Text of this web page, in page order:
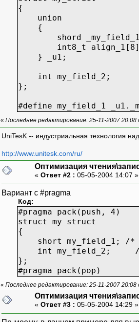
{
union
{
shord
int8_t
} _u1;
int
};
#define my_field_1
« Последнее редактирование: 25-11-2007 20:08
UniTesK -- индустриальная технология
http://www.unitesk.com/ru/
Оптимизация
« Ответ #2 : 05-05-2004 14:07
Вариант с #pragma
Код:
#pragma pack(push, 4)
struct my_struct
{
short my_field_1; /*
int my_field_2; /*
};
#pragma pack(pop)
« Последнее редактирование: 25-11-2007 20:08
Оптимизация
« Ответ #3 : 05-05-2004 14:29